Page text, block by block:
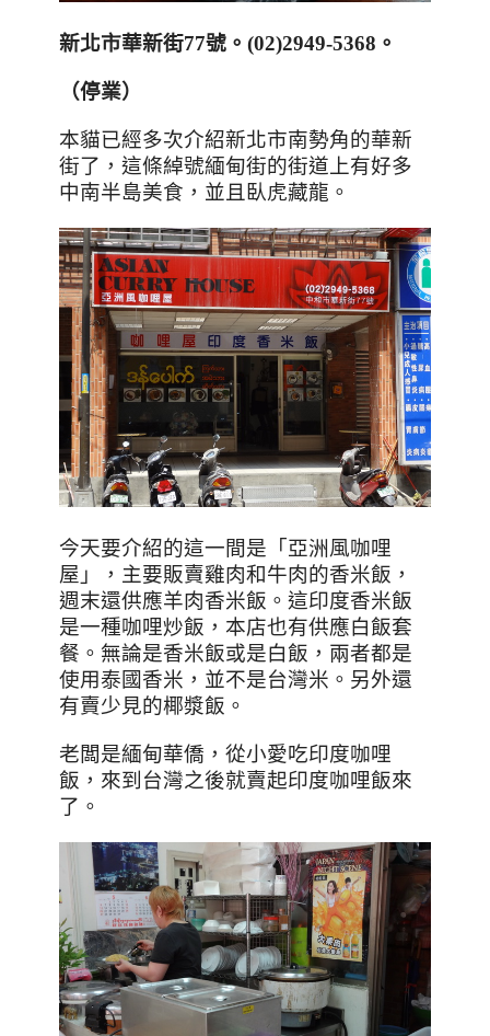
新北市華新街77號。(02)2949-5368。
（停業）
本貓已經多次介紹新北市南勢角的華新
街了，這條綽號緬甸街的街道上有好多
中南半島美食，並且臥虎藏龍。
今天要介紹的這一間是 「亞洲風咖哩
屋」，主要販賣雞肉和牛肉的香米飯，
週末還供應羊肉香米飯。 這印度香米飯
是一種咖哩炒飯，本店也有供應白飯套
餐。 無論是香米飯或是白飯，兩者都是
使用泰國香米，並不是台灣米。 另外還
有賣少見的椰漿飯。
老闆是緬甸華僑，從小愛吃印度咖哩
飯，來到台灣之後就賣起印度咖哩飯來
了。